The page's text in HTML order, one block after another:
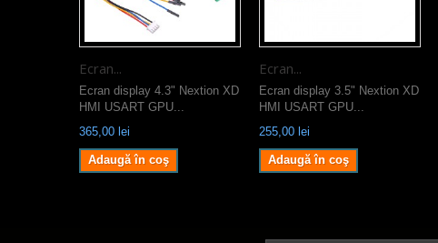
Ecran...
Ecran display 4.3" Nextion XD
HMI USART GPU...
365,00 lei
Adaugă în coş
Ecran...
Ecran display 3.5" Nextion XD
HMI USART GPU...
255,00 lei
Adaugă în coş